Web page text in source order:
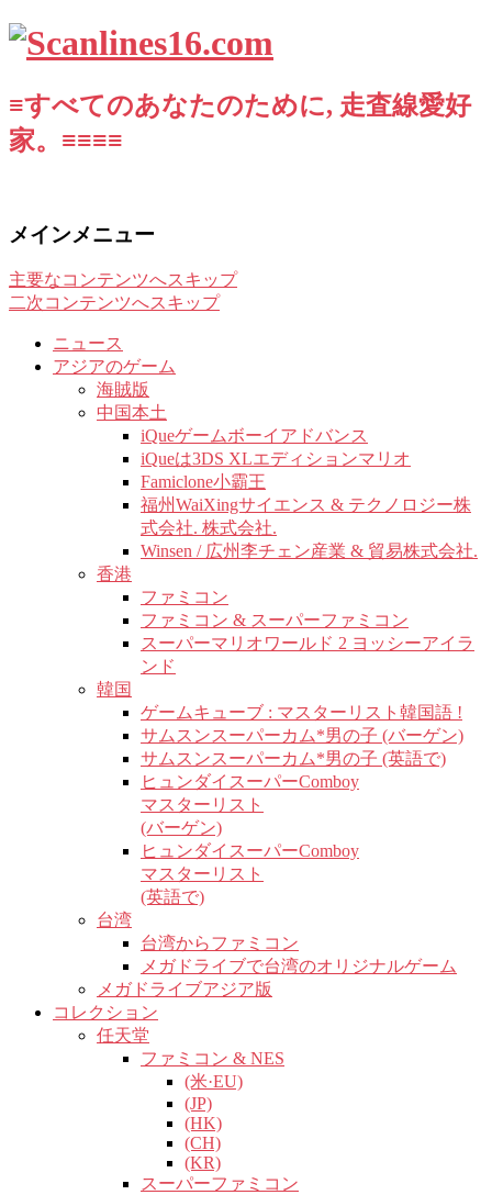
≡すべてのあなたのために, 走査線愛好
家。≡≡≡≡
メインメニュー
主要なコンテンツへスキップ
二次コンテンツへスキップ
ニュース
アジアのゲーム
海賊版
中国本土
iQueゲームボーイアドバンス
iQueは3DS XLエディションマリオ
Famiclone小霸王
福州WaiXingサイエンス & テクノロジー株
式会社. 株式会社.
Winsen / 広州李チェン産業 & 貿易株式会社.
香港
ファミコン
ファミコン & スーパーファミコン
スーパーマリオワールド 2 ヨッシーアイラ
ンド
韓国
ゲームキューブ : マスターリスト韓国語 !
サムスンスーパーカム*男の子 (バーゲン)
サムスンスーパーカム*男の子 (英語で)
ヒュンダイスーパーComboy
マスターリスト
(バーゲン)
ヒュンダイスーパーComboy
マスターリスト
(英語で)
台湾
台湾からファミコン
メガドライブで台湾のオリジナルゲーム
メガドライブアジア版
コレクション
任天堂
ファミコン & NES
(米·EU)
(JP)
(HK)
(CH)
(KR)
スーパーファミコン